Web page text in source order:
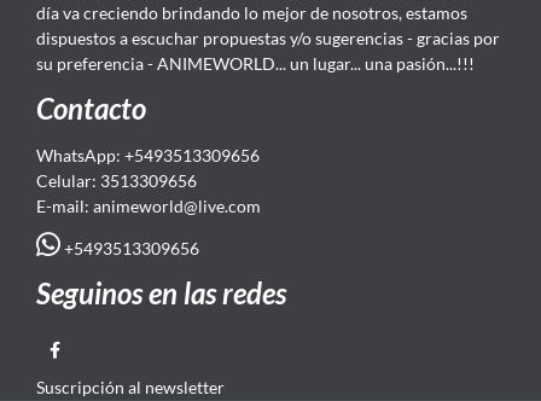
día va creciendo brindando lo mejor de nosotros, estamos
dispuestos a escuchar propuestas y/o sugerencias - gracias por
su preferencia - ANIMEWORLD... un lugar... una pasión...!!!
Contacto
WhatsApp: +5493513309656
Celular: 3513309656
E-mail: animeworld@live.com
+5493513309656
Seguinos en las redes
Suscripción al newsletter